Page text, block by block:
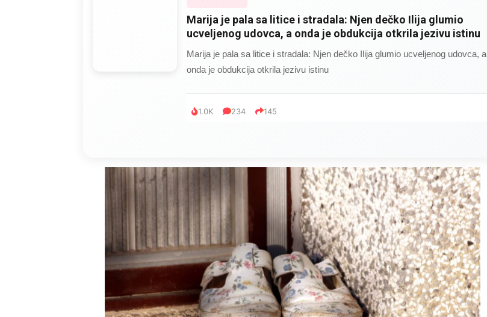
Marija je pala sa litice i stradala: Njen dečko Ilija glumio
ucveljenog udovca, a onda je obdukcija otkrila jezivu istinu
Marija je pala sa litice i stradala: Njen dečko Ilija glumio ucveljenog udovca, a
onda je obdukcija otkrila jezivu istinu
1.0K 234 145